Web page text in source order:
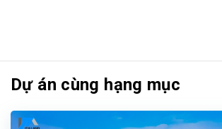
Dự án cùng hạng mục